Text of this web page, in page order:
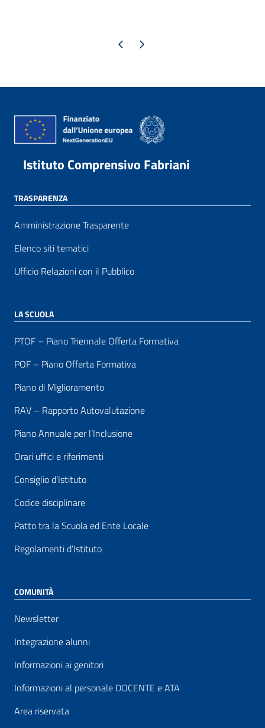
Pagina precedente
Pagina successiva
Istituto Comprensivo Fabriani
TRASPARENZA
Amministrazione Trasparente
Elenco siti tematici
Ufficio Relazioni con il Pubblico
LA SCUOLA
PTOF – Piano Triennale Offerta Formativa
POF – Piano Offerta Formativa
Piano di Miglioramento
RAV – Rapporto Autovalutazione
Piano Annuale per l’Inclusione
Orari uffici e riferimenti
Consiglio d’Istituto
Codice disciplinare
Patto tra la Scuola ed Ente Locale
Regolamenti d’Istituto
COMUNITÀ
Newsletter
Integrazione alunni
Informazioni ai genitori
Informazioni al personale DOCENTE e ATA
Area riservata